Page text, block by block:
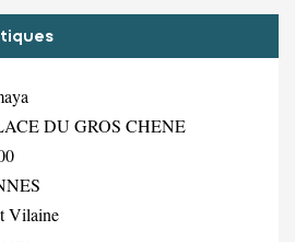
DU GROS CHENE
Vilaine